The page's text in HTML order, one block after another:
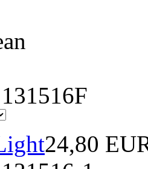
24,80